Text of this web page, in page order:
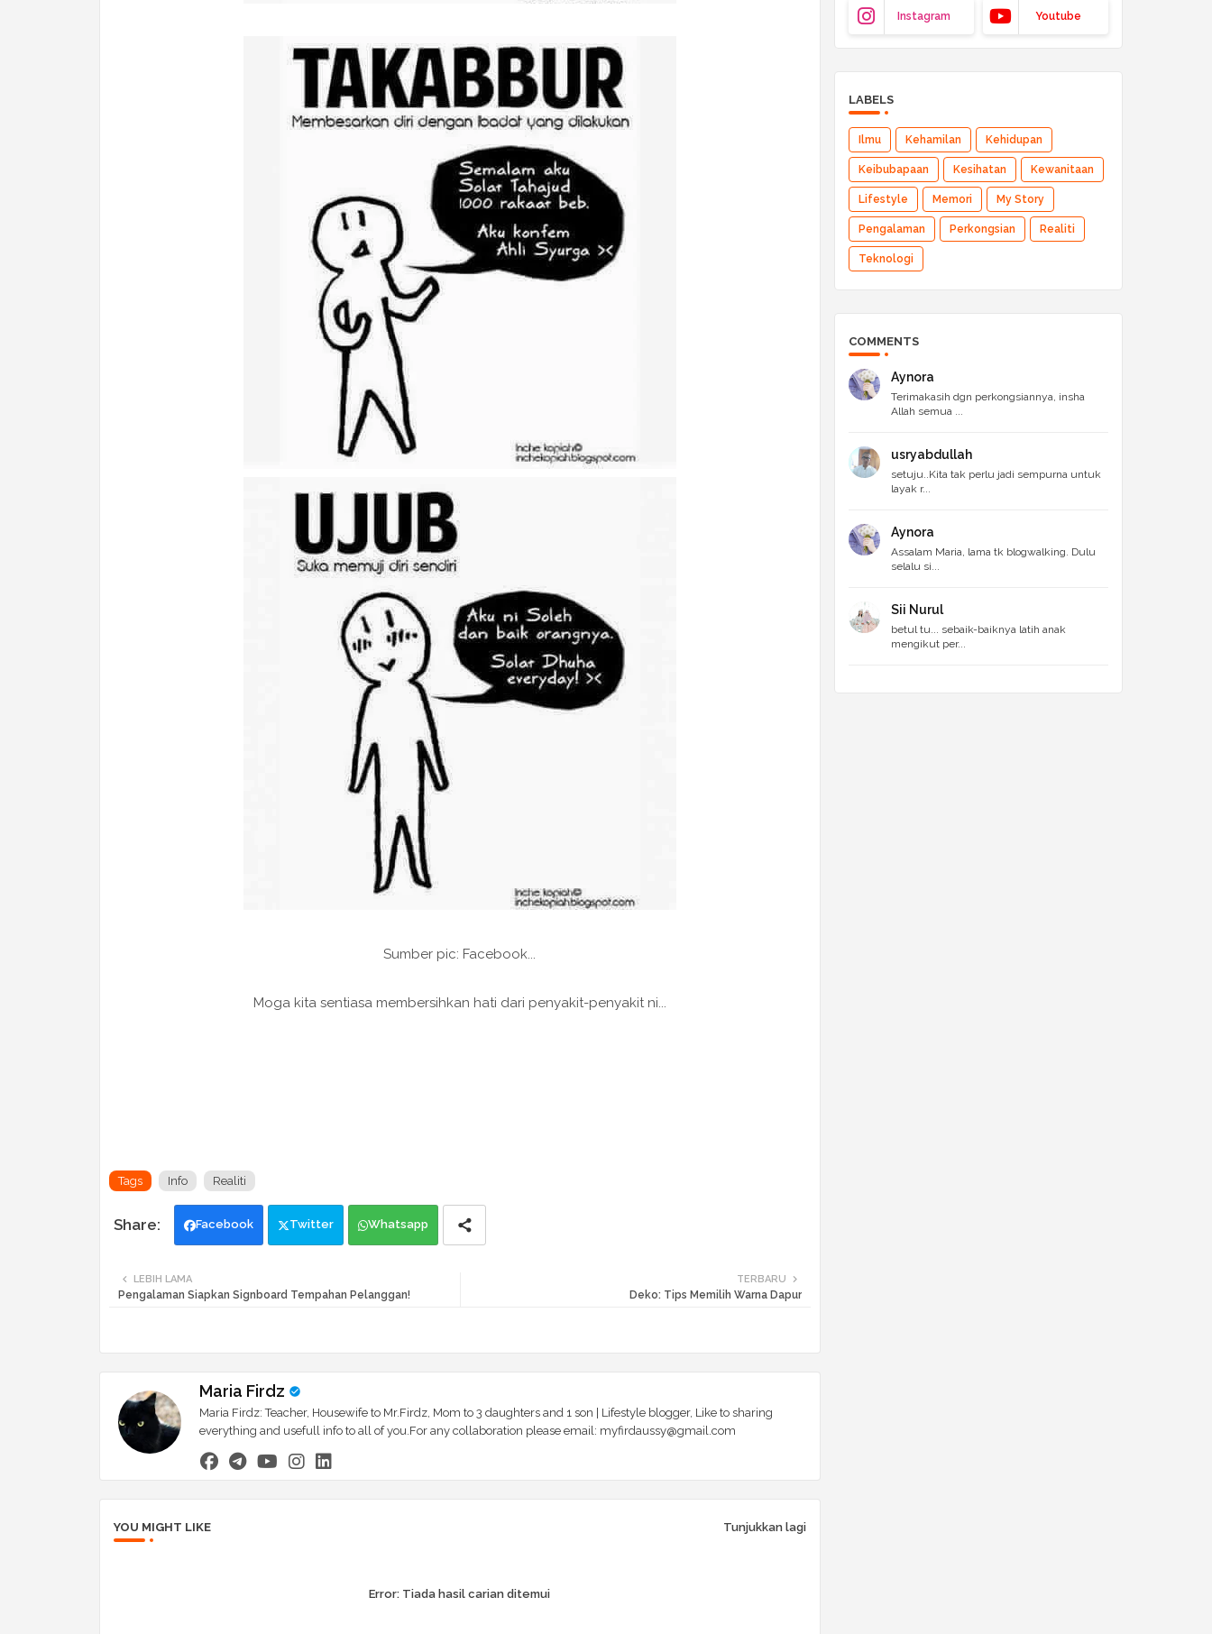
Sumber pic: Facebook...
Moga kita sentiasa membersihkan hati dari penyakit-penyakit ni...
Tags Info Realiti
Facebook Twitter Whatsapp
TERBARU
Deko: Tips Memilih Warna Dapur
LEBIH LAMA
Pengalaman Siapkan Signboard Tempahan Pelanggan!
Maria Firdz
Maria Firdz: Teacher, Housewife to Mr.Firdz, Mom to 3 daughters and 1 son | Lifestyle blogger, Like to sharing
everything and usefull info to all of you.For any collaboration please email: myfirdaussy@gmail.com
YOU MIGHT LIKE Tunjukkan lagi
Error: Tiada hasil carian ditemui
Instagram Youtube
LABELS
Ilmu Kehamilan Kehidupan
Keibubapaan Kesihatan Kewanitaan
Lifestyle Memori My Story
Pengalaman Perkongsian Realiti
Teknologi
COMMENTS
Aynora
Terimakasih dgn perkongsiannya, insha
Allah semua ...
usryabdullah
setuju..Kita tak perlu jadi sempurna untuk
layak r...
Aynora
Assalam Maria, lama tk blogwalking. Dulu
selalu si...
Sii Nurul
betul tu... sebaik-baiknya latih anak
mengikut per...